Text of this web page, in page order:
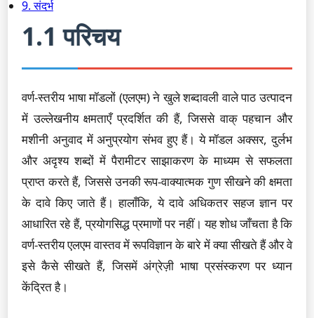
9. संदर्भ
1.1 परिचय
वर्ण-स्तरीय भाषा मॉडलों (एलएम) ने खुले शब्दावली वाले पाठ उत्पादन
में उल्लेखनीय क्षमताएँ प्रदर्शित की हैं, जिससे वाक् पहचान और
मशीनी अनुवाद में अनुप्रयोग संभव हुए हैं। ये मॉडल अक्सर, दुर्लभ
और अदृश्य शब्दों में पैरामीटर साझाकरण के माध्यम से सफलता
प्राप्त करते हैं, जिससे उनकी रूप-वाक्यात्मक गुण सीखने की क्षमता
के दावे किए जाते हैं। हालाँकि, ये दावे अधिकतर सहज ज्ञान पर
आधारित रहे हैं, प्रयोगसिद्ध प्रमाणों पर नहीं। यह शोध जाँचता है कि
वर्ण-स्तरीय एलएम वास्तव में रूपविज्ञान के बारे में क्या सीखते हैं और वे
इसे कैसे सीखते हैं, जिसमें अंग्रेज़ी भाषा प्रसंस्करण पर ध्यान
केंद्रित है।